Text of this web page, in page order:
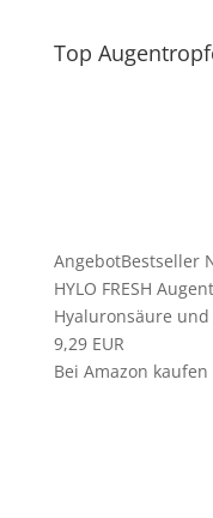
Top
AngebotBestseller
HYLO FRESH
Hyaluronsäure
9,29 EUR
Bei Amazon kaufen